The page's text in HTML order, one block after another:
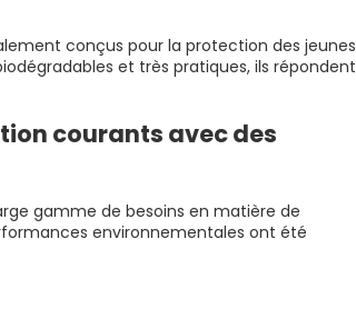
conçus pour la protection des jeunes
et très pratiques, ils répondent
courants avec des
gamme de besoins en matière de
environnementales ont été